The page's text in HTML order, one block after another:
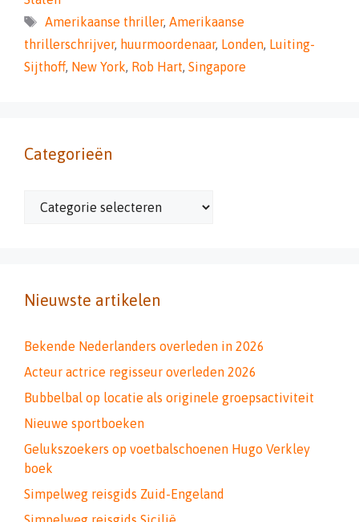
Tags
Amerikaanse thriller, Amerikaanse
thrillerschrijver, huurmoordenaar, Londen, Luiting-
Sijthoff, New York, Rob Hart, Singapore
Categorieën
Categorieën
Nieuwste artikelen
Bekende Nederlanders overleden in 2026
Acteur actrice regisseur overleden 2026
Bubbelbal op locatie als originele groepsactiviteit
Nieuwe sportboeken
Gelukszoekers op voetbalschoenen Hugo Verkley
boek
Simpelweg reisgids Zuid-Engeland